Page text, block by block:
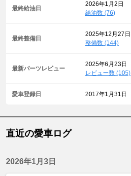
最終給油日
2026年1月2日
給油数 (76)
最終整備日
2025年12月27日
整備数 (144)
最新パーツレビュー
2025年6月23日
レビュー数 (105)
愛車登録日 2017年1月31日
直近の愛車ログ
2026年1月3日